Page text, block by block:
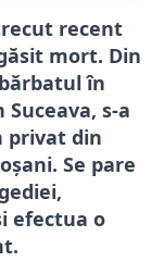
recent
mort. Din
în
s-a
privat din
Se pare
efectua o